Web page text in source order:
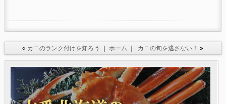
« カニのランク付けを知ろう ｜ホーム ｜ カニの旬を逃さない！ »